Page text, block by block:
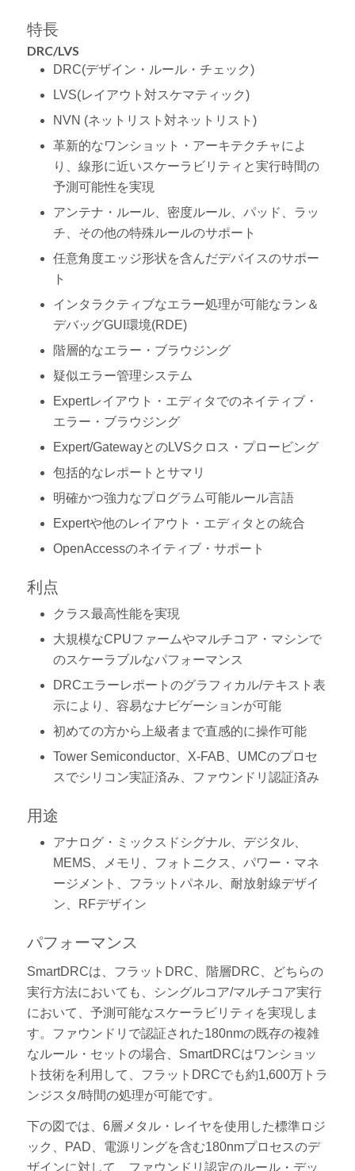
特長
DRC/LVS
DRC(デザイン・ルール・チェック)
LVS(レイアウト対スケマティック)
NVN (ネットリスト対ネットリスト)
革新的なワンショット・アーキテクチャによ
り、線形に近いスケーラビリティと実行時間の
予測可能性を実現
アンテナ・ルール、密度ルール、パッド、ラッ
チ、その他の特殊ルールのサポート
任意角度エッジ形状を含んだデバイスのサポー
ト
インタラクティブなエラー処理が可能なラン＆
デバッグGUI環境(RDE)
階層的なエラー・ブラウジング
疑似エラー管理システム
Expertレイアウト・エディタでのネイティブ・
エラー・ブラウジング
Expert/GatewayとのLVSクロス・プロービング
包括的なレポートとサマリ
明確かつ強力なプログラム可能ルール言語
Expertや他のレイアウト・エディタとの統合
OpenAccessのネイティブ・サポート
利点
クラス最高性能を実現
大規模なCPUファームやマルチコア・マシンで
のスケーラブルなパフォーマンス
DRCエラーレポートのグラフィカル/テキスト表
示により、容易なナビゲーションが可能
初めての方から上級者まで直感的に操作可能
Tower Semiconductor、X-FAB、UMCのプロセ
スでシリコン実証済み、ファウンドリ認証済み
用途
アナログ・ミックスドシグナル、デジタル、
MEMS、メモリ、フォトニクス、パワー・マネ
ージメント、フラットパネル、耐放射線デザイ
ン、RFデザイン
パフォーマンス
SmartDRCは、フラットDRC、階層DRC、どちらの
実行方法においても、シングルコア/マルチコア実行
において、予測可能なスケーラビリティを実現しま
す。ファウンドリで認証された180nmの既存の複雑
なルール・セットの場合、SmartDRCはワンショッ
ト技術を利用して、フラットDRCでも約1,600万トラ
ンジスタ/時間の処理が可能です。
下の図では、6層メタル・レイヤを使用した標準ロジ
ック、PAD、電源リングを含む180nmプロセスのデ
ザインに対して、ファウンドリ認定のルール・デッ